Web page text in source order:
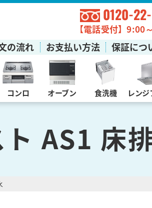
0120-
【電話受付】9:00
の流れ お支払い方法 保証につ
コンロ オーブン 食洗機 レン
AS1 床